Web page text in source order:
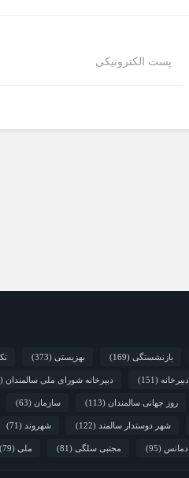
پست الکترونیکی
بازنشستگی (169) بهزیستی (373)
دبیرخانه (151) دبیرخانه شورای ملی سالمندان (132)
روز جهانی سالمندان (113) سازمان (63)
شهر دوستدار سالمند (122) شهروند (71)
دمانس (95) مجتبی سلگی (81) ملی (79)